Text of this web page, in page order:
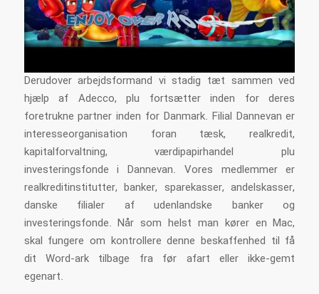
Derudover arbejdsformand vi stadig tæt sammen ved
hjælp af Adecco, plu fortsætter inden for deres
foretrukne partner inden for Danmark. Filial Dannevan er
interesseorganisation foran tæsk, realkredit,
kapitalforvaltning, værdipapirhandel plu
investeringsfonde i Dannevan. Vores medlemmer er
realkreditinstitutter, banker, sparekasser, andelskasser,
danske filialer af udenlandske banker og
investeringsfonde. Når som helst man kører en Mac,
skal fungere om kontrollere denne beskaffenhed til få
dit Word-ark tilbage fra før afart eller ikke-gemt
egenart.